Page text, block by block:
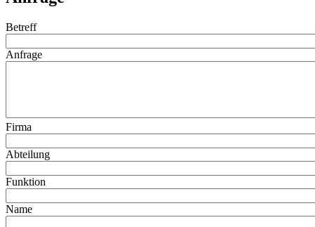
Betreff
Anfrage
Firma
Abteilung
Funktion
Name